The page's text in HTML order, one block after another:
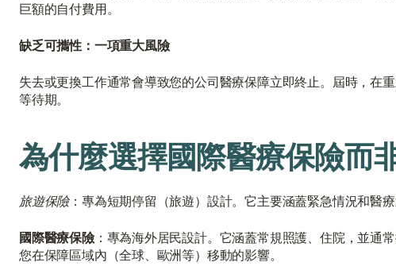
巨額的自付費用。
缺乏可攜性：一項重大風險
失去或更換工作通常會導致您的公司醫療保障立即終止。屆時，在
等待期。
為什麼選擇國際醫療保險而
旅遊保險：專為短期停留（旅遊）設計。它主要涵蓋緊急情況和醫
國際醫療保險：專為海外居民設計。它涵蓋常規照護、住院，並通
您在保障區域內（全球、歐洲等）移動的影響。